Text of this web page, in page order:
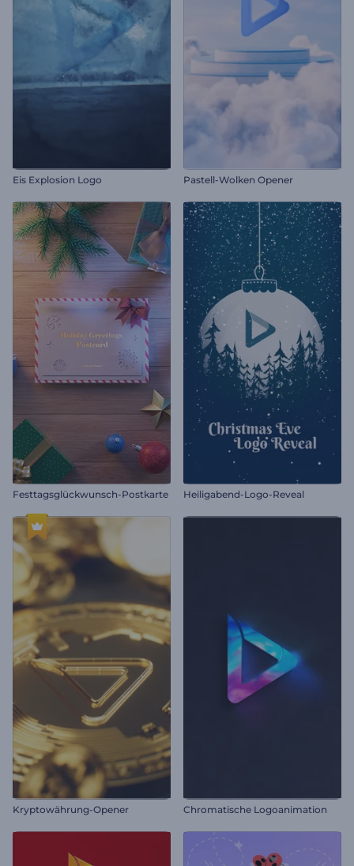
Eis Explosion Logo Pastell-Wolken Opener
Festtagsglückwunsch-Postkarte Heiligabend-Logo-Reveal
Kryptowährung-Opener Chromatische Logoanimation